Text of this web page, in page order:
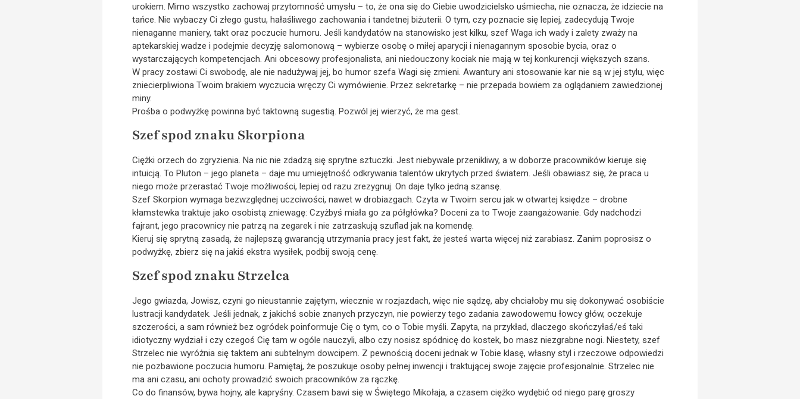
urokiem. Mimo wszystko zachowaj przytomność umysłu – to, że ona się do Ciebie uwodzicielsko uśmiecha, nie oznacza, że idziecie na
tańce. Nie wybaczy Ci złego gustu, hałaśliwego zachowania i tandetnej biżuterii. O tym, czy poznacie się lepiej, zadecydują Twoje
nienaganne maniery, takt oraz poczucie humoru. Jeśli kandydatów na stanowisko jest kilku, szef Waga ich wady i zalety zważy na
aptekarskiej wadze i podejmie decyzję salomonową – wybierze osobę o miłej aparycji i nienagannym sposobie bycia, oraz o
wystarczających kompetencjach. Ani obcesowy profesjonalista, ani niedouczony kociak nie mają w tej konkurencji większych szans.
W pracy zostawi Ci swobodę, ale nie nadużywaj jej, bo humor szefa Wagi się zmieni. Awantury ani stosowanie kar nie są w jej stylu, więc
zniecierpliwiona Twoim brakiem wyczucia wręczy Ci wymówienie. Przez sekretarkę – nie przepada bowiem za oglądaniem zawiedzionej
miny.
Prośba o podwyżkę powinna być taktowną sugestią. Pozwól jej wierzyć, że ma gest.
Szef spod znaku Skorpiona
Ciężki orzech do zgryzienia. Na nic nie zdadzą się sprytne sztuczki. Jest niebywale przenikliwy, a w doborze pracowników kieruje się
intuicją. To Pluton – jego planeta – daje mu umiejętność odkrywania talentów ukrytych przed światem. Jeśli obawiasz się, że praca u
niego może przerastać Twoje możliwości, lepiej od razu zrezygnuj. On daje tylko jedną szansę.
Szef Skorpion wymaga bezwzględnej uczciwości, nawet w drobiazgach. Czyta w Twoim sercu jak w otwartej księdze – drobne
kłamstewka traktuje jako osobistą zniewagę: Czyżbyś miała go za półgłówka? Doceni za to Twoje zaangażowanie. Gdy nadchodzi
fajrant, jego pracownicy nie patrzą na zegarek i nie zatrzaskują szuflad jak na komendę.
Kieruj się sprytną zasadą, że najlepszą gwarancją utrzymania pracy jest fakt, że jesteś warta więcej niż zarabiasz. Zanim poprosisz o
podwyżkę, zbierz się na jakiś ekstra wysiłek, podbij swoją cenę.
Szef spod znaku Strzelca
Jego gwiazda, Jowisz, czyni go nieustannie zajętym, wiecznie w rozjazdach, więc nie sądzę, aby chciałoby mu się dokonywać osobiście
lustracji kandydatek. Jeśli jednak, z jakichś sobie znanych przyczyn, nie powierzy tego zadania zawodowemu łowcy głów, oczekuje
szczerości, a sam również bez ogródek poinformuje Cię o tym, co o Tobie myśli. Zapyta, na przykład, dlaczego skończyłaś/eś taki
idiotyczny wydział i czy czegoś Cię tam w ogóle nauczyli, albo czy nosisz spódnicę do kostek, bo masz niezgrabne nogi. Niestety, szef
Strzelec nie wyróżnia się taktem ani subtelnym dowcipem. Z pewnością doceni jednak w Tobie klasę, własny styl i rzeczowe odpowiedzi
nie pozbawione poczucia humoru. Pamiętaj, że poszukuje osoby pełnej inwencji i traktującej swoje zajęcie profesjonalnie. Strzelec nie
ma ani czasu, ani ochoty prowadzić swoich pracowników za rączkę.
Co do finansów, bywa hojny, ale kapryśny. Czasem bawi się w Świętego Mikołaja, a czasem ciężko wydębić od niego parę groszy